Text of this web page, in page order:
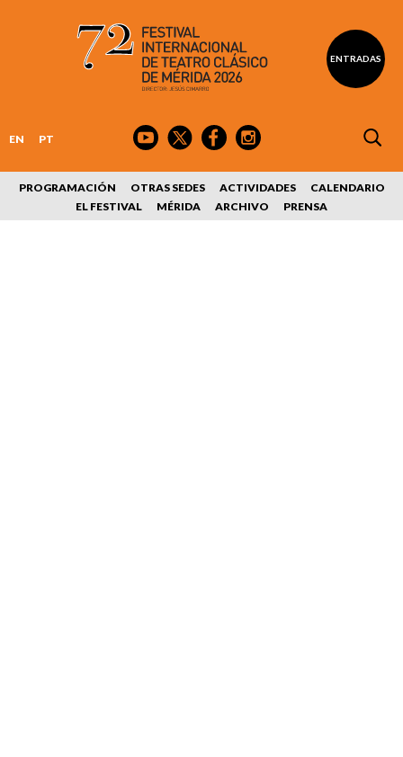
ENTRADAS
EN PT
PROGRAMACIÓN OTRAS SEDES ACTIVIDADES
CALENDARIO
EL FESTIVAL
MÉRIDA ARCHIVO PRENSA